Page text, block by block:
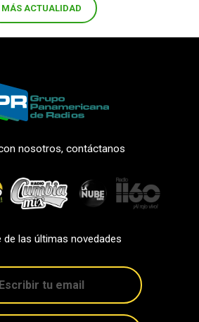
MÁS ACTUALIDAD
nosotros, contáctanos
de las últimas novedades